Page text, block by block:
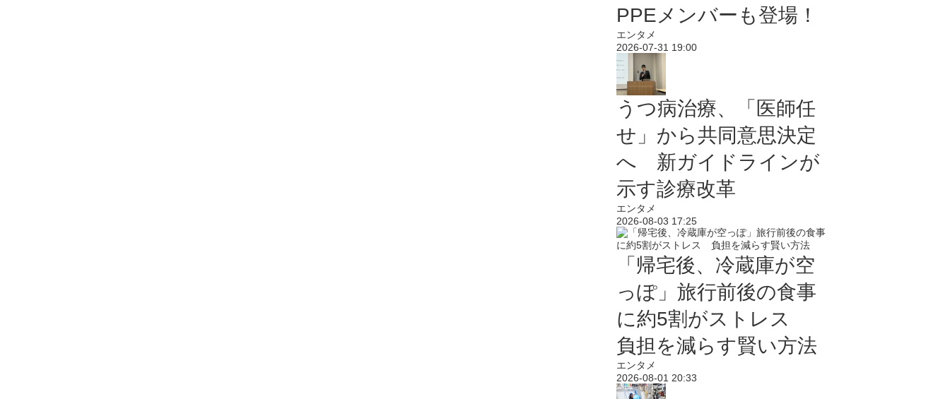
PPEメンバーも登場！
エンタメ
2026-07-31 19:00
うつ病治療、「医師任
せ」から共同意思決定
へ 新ガイドラインが
示す診療改革
エンタメ
2026-08-03 17:25
「帰宅後、冷蔵庫が空
っぽ」旅行前後の食事
に約5割がストレス
負担を減らす賢い方法
エンタメ
2026-08-01 20:33